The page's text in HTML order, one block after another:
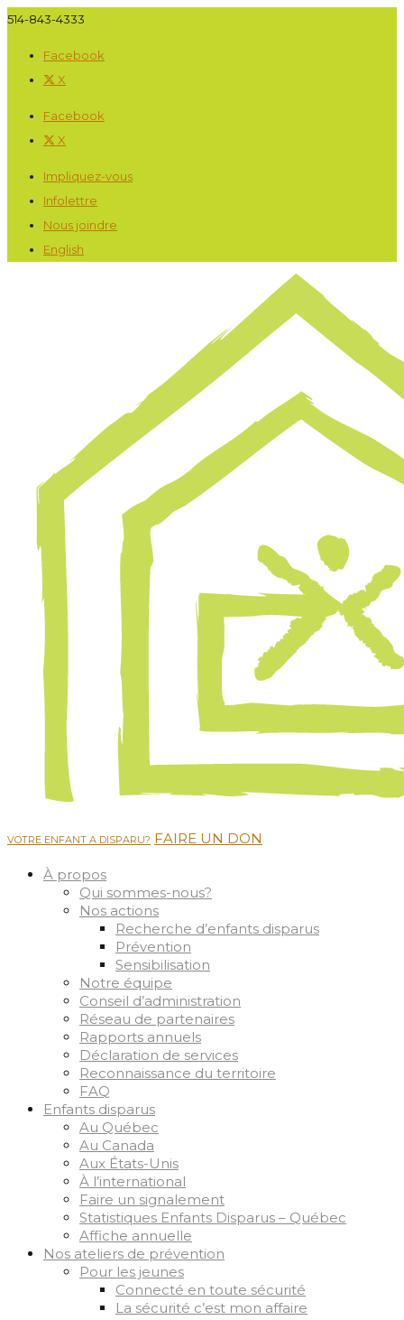
514-843-4333
Facebook
X
Facebook
X
Impliquez-vous
Infolettre
Nous joindre
English
VOTRE ENFANT A DISPARU? FAIRE UN DON
À propos
Qui sommes-nous?
Nos actions
Recherche d’enfants disparus
Prévention
Sensibilisation
Notre équipe
Conseil d’administration
Réseau de partenaires
Rapports annuels
Déclaration de services
Reconnaissance du territoire
FAQ
Enfants disparus
Au Québec
Au Canada
Aux États-Unis
À l’international
Faire un signalement
Statistiques Enfants Disparus – Québec
Affiche annuelle
Nos ateliers de prévention
Pour les jeunes
Connecté en toute sécurité
La sécurité c’est mon affaire